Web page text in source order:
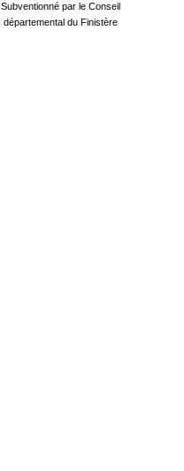
Subventionné par le Conseil
départemental du Finistère